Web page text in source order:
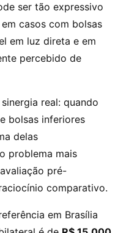
ser tão expressivo
casos com bolsas
em luz direta e em
percebido de
real: quando
bolsas inferiores
delas
problema mais
pré-
comparativo.
em Brasília